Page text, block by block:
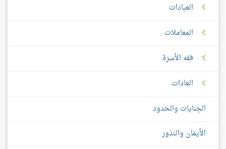
العبادات
المعاملات
فقه الأسرة
العادات
الجنايات والحدود
الأيمان والنذور